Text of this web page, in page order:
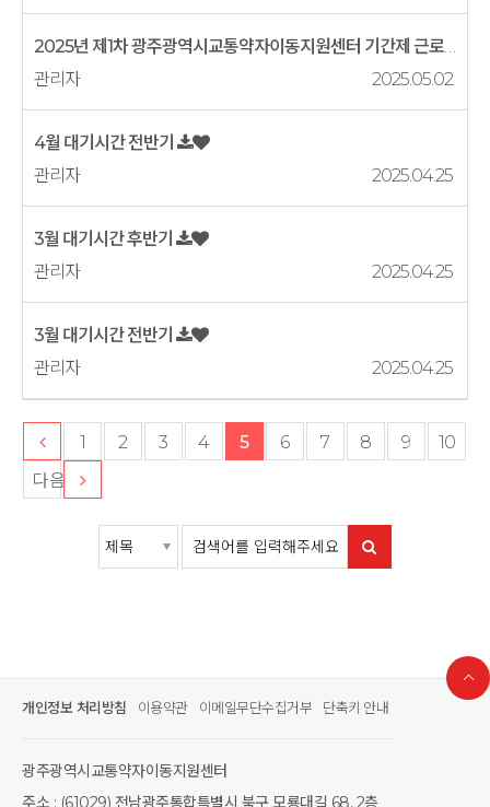
2025년 제1차 광주광역시교통약자이동지원센터 기간제 근로자 채용 공고
관리자
2025.05.02
4월 대기시간 전반기
관리자
2025.04.25
3월 대기시간 후반기
관리자
2025.04.25
3월 대기시간 전반기
관리자
2025.04.25
1 2 3 4 5 6 7 8 9
10
다음
개인정보 처리방침 이용약관 이메일무단수집거부 단축키 안내
광주광역시교통약자이동지원센터
주소 : (61029) 전남광주통합특별시 북구 모룡대길 68, 2층